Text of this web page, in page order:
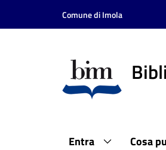
Vai al contenuto
Vai alla navigazione
Comune di Imola
Entra Cosa